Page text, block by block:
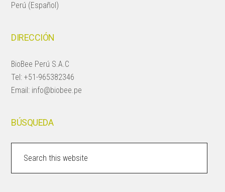
Perú (Español)
DIRECCIÓN
BioBee Perú S.A.C
Tel:+51-965382346
Email: info@biobee.pe
BÚSQUEDA
website